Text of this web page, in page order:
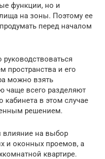
функции, но и
на зоны. Поэтому ее
перед началом
пространства и его
можно взять
чаще всего разделяют
кабинета в этом случае
решением.
влияние на выбор
и оконных проемов, а
квартире.